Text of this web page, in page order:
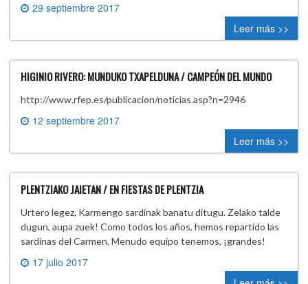
29 septiembre 2017
0 comment
Leer más >>
HIGINIO RIVERO: MUNDUKO TXAPELDUNA / CAMPEÓN DEL MUNDO
http://www.rfep.es/publicacion/noticias.asp?n=2946
12 septiembre 2017
0 comment
Leer más >>
PLENTZIAKO JAIETAN / EN FIESTAS DE PLENTZIA
Urtero legez, Karmengo sardinak banatu ditugu. Zelako talde
dugun, aupa zuek! Como todos los años, hemos repartido las
sardinas del Carmen. Menudo equipo tenemos, ¡grandes!
17 julio 2017
0 comment